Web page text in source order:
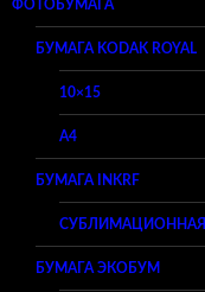
ФОТОБУМАГА
БУМАГА KODAK ROYAL
10×15
A4
БУМАГА INKRF
СУБЛИМАЦИОННАЯ
БУМАГА ЭКОБУМ